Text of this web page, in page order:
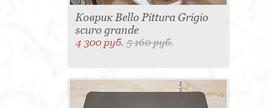
Коврик Bello Pittura Grigio
scuro grande
4 300 руб.5 160 руб.